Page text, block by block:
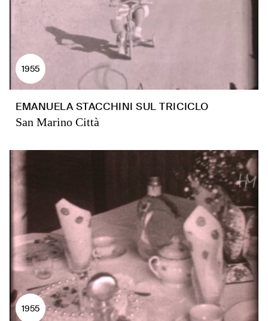
1955
EMANUELA STACCHINI SUL TRICICLO
San Marino Città
1955